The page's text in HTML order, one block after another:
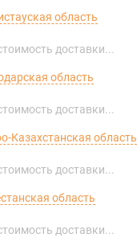
область
доставки...
область
доставки...
Казахстанская область
доставки...
область
доставки...